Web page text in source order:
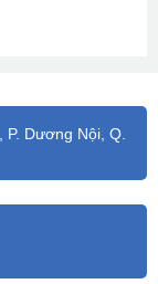
P. Dương Nội, Q.